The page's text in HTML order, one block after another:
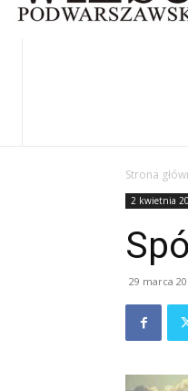
Strona
2 kwietnia
29 marca